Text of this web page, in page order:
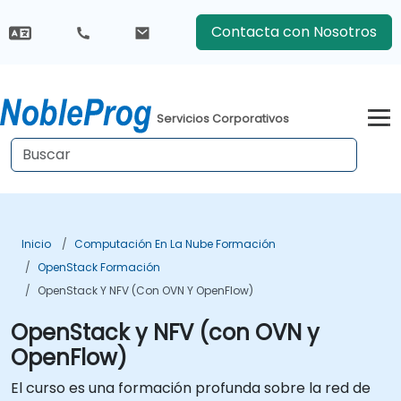
Contacta con Nosotros
Servicios Corporativos
Inicio
Computación En La Nube Formación
OpenStack Formación
OpenStack Y NFV (con OVN Y OpenFlow)
OpenStack y NFV (con OVN y
OpenFlow)
El curso es una formación profunda sobre la red de